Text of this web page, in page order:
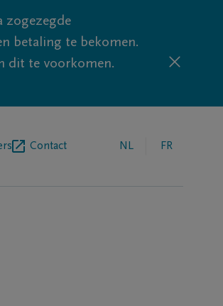
zogezegde
betaling te bekomen.
dit te voorkomen.
Contact NL FR